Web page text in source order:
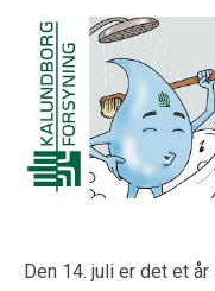
Den 14. juli er det et